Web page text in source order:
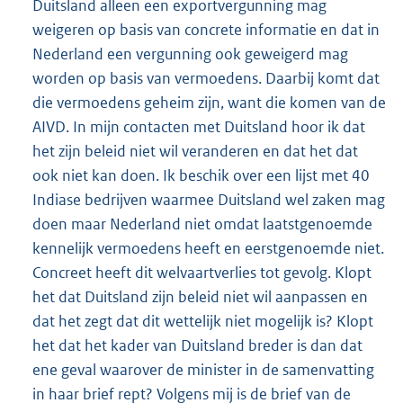
Duitsland alleen een exportvergunning mag
weigeren op basis van concrete informatie en dat in
Nederland een vergunning ook geweigerd mag
worden op basis van vermoedens. Daarbij komt dat
die vermoedens geheim zijn, want die komen van de
AIVD. In mijn contacten met Duitsland hoor ik dat
het zijn beleid niet wil veranderen en dat het dat
ook niet kan doen. Ik beschik over een lijst met 40
Indiase bedrijven waarmee Duitsland wel zaken mag
doen maar Nederland niet omdat laatstgenoemde
kennelijk vermoedens heeft en eerstgenoemde niet.
Concreet heeft dit welvaartverlies tot gevolg. Klopt
het dat Duitsland zijn beleid niet wil aanpassen en
dat het zegt dat dit wettelijk niet mogelijk is? Klopt
het dat het kader van Duitsland breder is dan dat
ene geval waarover de minister in de samenvatting
in haar brief rept? Volgens mij is de brief van de